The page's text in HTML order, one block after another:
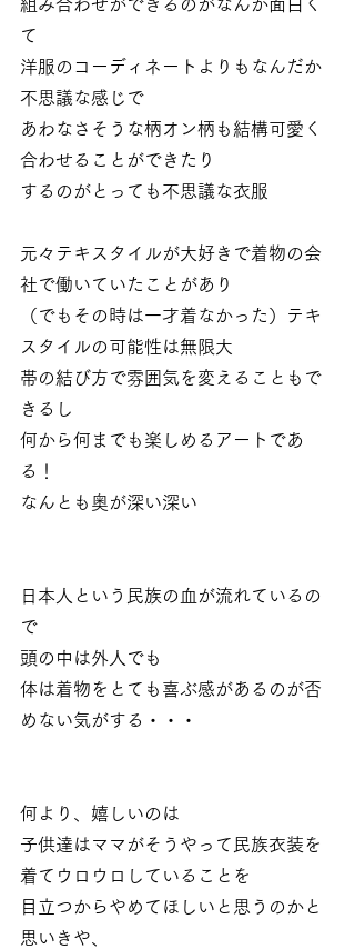
組み合わせができるのがなんか面白く
て
洋服のコーディネートよりもなんだか
不思議な感じで
あわなさそうな柄オン柄も結構可愛く
合わせることができたり
するのがとっても不思議な衣服
元々テキスタイルが大好きで着物の会
社で働いていたことがあり
（でもその時は一才着なかった）テキ
スタイルの可能性は無限大
帯の結び方で雰囲気を変えることもで
きるし
何から何までも楽しめるアートであ
る！
なんとも奥が深い深い
日本人という民族の血が流れているの
で
頭の中は外人でも
体は着物をとても喜ぶ感があるのが否
めない気がする・・・
何より、嬉しいのは
子供達はママがそうやって民族衣装を
着てウロウロしていることを
目立つからやめてほしいと思うのかと
思いきや、